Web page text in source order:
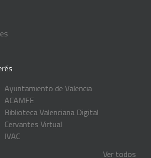
Ayuntamiento de Valencia
ACAMFE
Biblioteca Valenciana Digital
Cervantes Virtual
IVAC
Ver todos